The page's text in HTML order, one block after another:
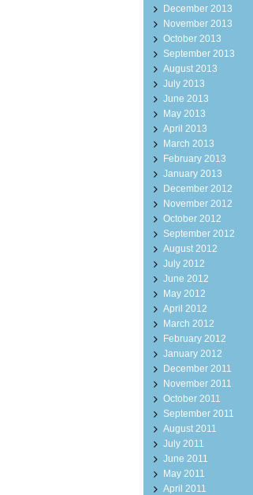
December 2013
November 2013
October 2013
September 2013
August 2013
July 2013
June 2013
May 2013
April 2013
March 2013
February 2013
January 2013
December 2012
November 2012
October 2012
September 2012
August 2012
July 2012
June 2012
May 2012
April 2012
March 2012
February 2012
January 2012
December 2011
November 2011
October 2011
September 2011
August 2011
July 2011
June 2011
May 2011
April 2011